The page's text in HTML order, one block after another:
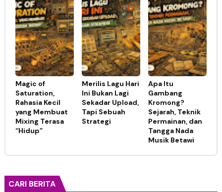
Magic of
Saturation,
Rahasia Kecil
yang Membuat
Mixing Terasa
“Hidup”
Merilis Lagu Hari
Ini Bukan Lagi
Sekadar Upload,
Tapi Sebuah
Strategi
Apa Itu
Gambang
Kromong?
Sejarah, Teknik
Permainan, dan
Tangga Nada
Musik Betawi
CARI BERITA